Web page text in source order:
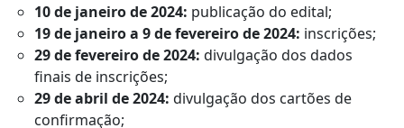
10 de janeiro de 2024: publicação do edital;
19 de janeiro a 9 de fevereiro de 2024: inscrições;
29 de fevereiro de 2024: divulgação dos dados
finais de inscrições;
29 de abril de 2024: divulgação dos cartões de
confirmação;